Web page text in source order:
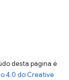
desta página é
4.0 do Creative